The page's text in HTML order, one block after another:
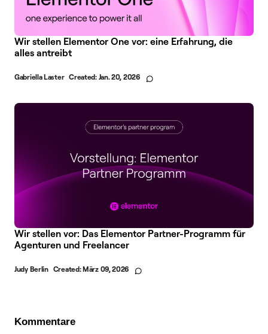
Wir stellen Elementor One vor: eine Erfahrung, die
alles antreibt
Gabriella Laster Created: Jan. 20, 2026
Wir stellen vor: Das Elementor Partner-Programm für
Agenturen und Freelancer
Judy Berlin Created:März 09, 2026
Kommentare